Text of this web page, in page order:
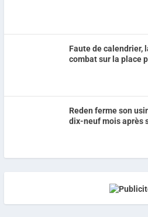
Faute de calendrier,
combat sur la place
Reden ferme son
dix-neuf mois après